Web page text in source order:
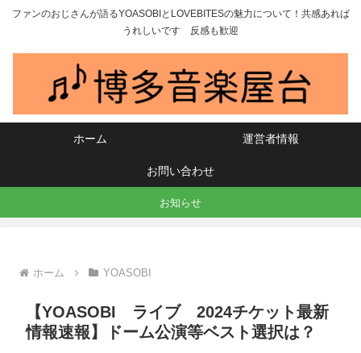
ファンのおじさんが語るYOASOBIとLOVEBITESの魅力について！共感あれば
うれしいです 反感も歓迎
ホーム 運営者情報
お問い合わせ
お知らせ
ホーム YOASOBI
【YOASOBI ライブ 2024チケット最新
情報速報】ドーム公演等ベスト選択は？